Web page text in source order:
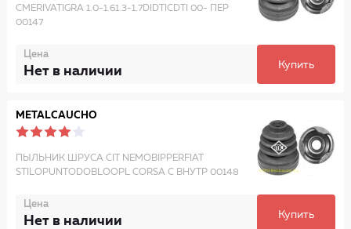
CMERIVATIGRA 1.0-1.61.3-1.7DIDTICDTI 00- ПЕР
00147
Цена
Нет в наличии Купить
METALCAUCHO
ПЫЛЬНИК ШРУСА CIT NEMOBIPPERFIAT
STILOPUNTODOBLOOPL CORSA C ВНУТР 00148
Цена
Нет в наличии Купить